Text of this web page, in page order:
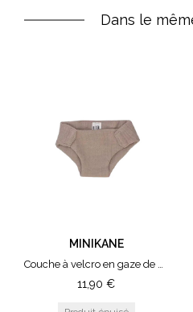
Dans le
MINIKANE
Couche à velcro en gaze de coton Galet
11,90 €